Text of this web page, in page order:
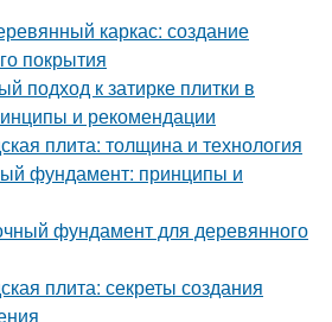
каркас: создание
покрытия
подход к затирке плитки в
и рекомендации
плита: толщина и технология
фундамент: принципы и
фундамент для деревянного
плита: секреты создания